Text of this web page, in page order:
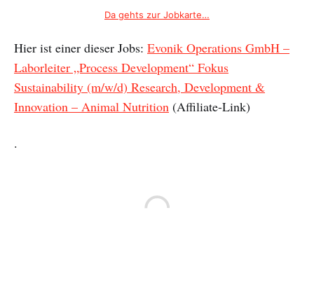
Da gehts zur Jobkarte…
Hier ist einer dieser Jobs: Evonik Operations GmbH –
Laborleiter „Process Development“ Fokus
Sustainability (m/w/d) Research, Development &
Innovation – Animal Nutrition (Affiliate-Link)
.